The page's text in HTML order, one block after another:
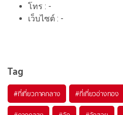
โทร : -
เว็บไซต์ : -
Tag
#ที่เที่ยวภาคกลาง #ที่เที่ยวอ่างทอง